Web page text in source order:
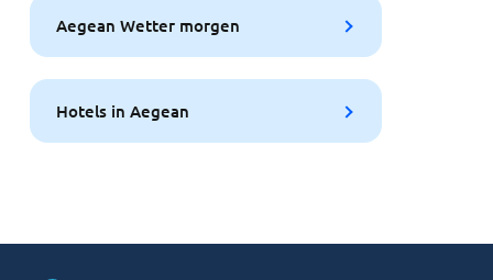
Aegean Wetter morgen
Hotels in Aegean